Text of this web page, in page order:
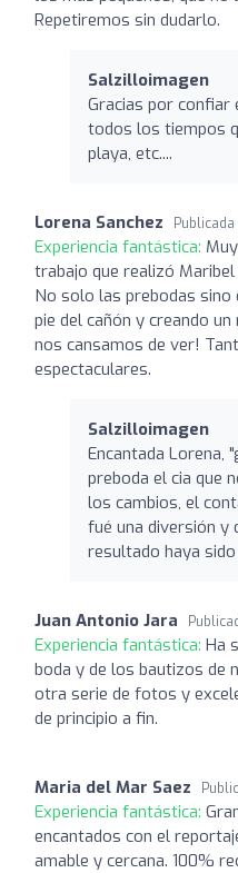
Repetiremos sin dudarlo.
Salzilloimagen
Gracias por confiar
todos los tiempos
playa, etc....
Lorena Sanchez Publicada
Experiencia fantástica:
trabajo que realizó
No solo las prebodas sino
pie del cañón y creando
nos cansamos de ver!
espectaculares.
Salzilloimagen
Encantada Lorena,
preboda el cia que
los cambios, el
fué una diversión y
resultado haya
Juan Antonio Jara
Experiencia fantástica: Ha
boda y de los bautizos de
otra serie de fotos y
de principio a fin.
Maria del Mar Saez
Experiencia fantástica:
encantados con el
amable y cercana. 100%